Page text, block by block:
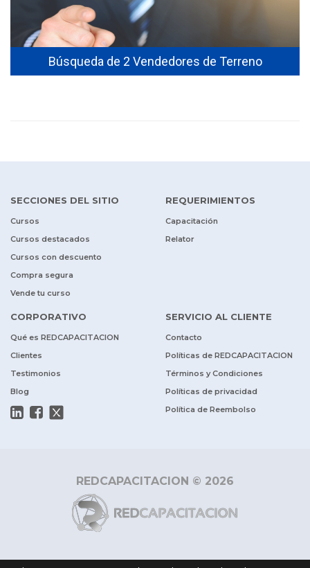
Búsqueda de 2 Vendedores de Terreno
SECCIONES DEL SITIO
Cursos
Cursos destacados
Cursos con descuento
Compra segura
Vende tu curso
REQUERIMIENTOS
Capacitación
Relator
CORPORATIVO
Qué es REDCAPACITACION
Clientes
Testimonios
Blog
SERVICIO AL CLIENTE
Contacto
Políticas de REDCAPACITACION
Términos y Condiciones
Políticas de privacidad
Política de Reembolso
REDCAPACITACION © 2026